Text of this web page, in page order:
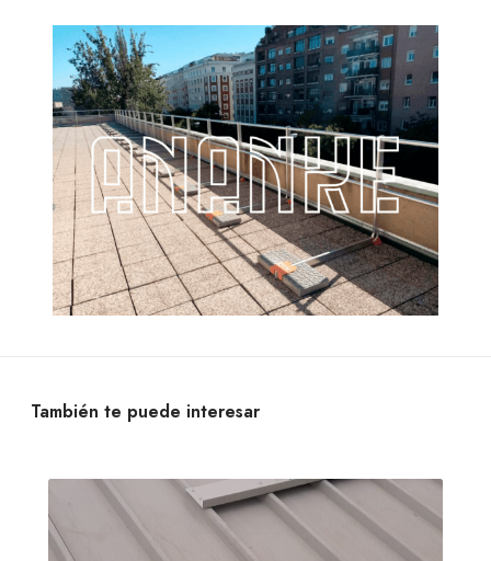
También te puede interesar